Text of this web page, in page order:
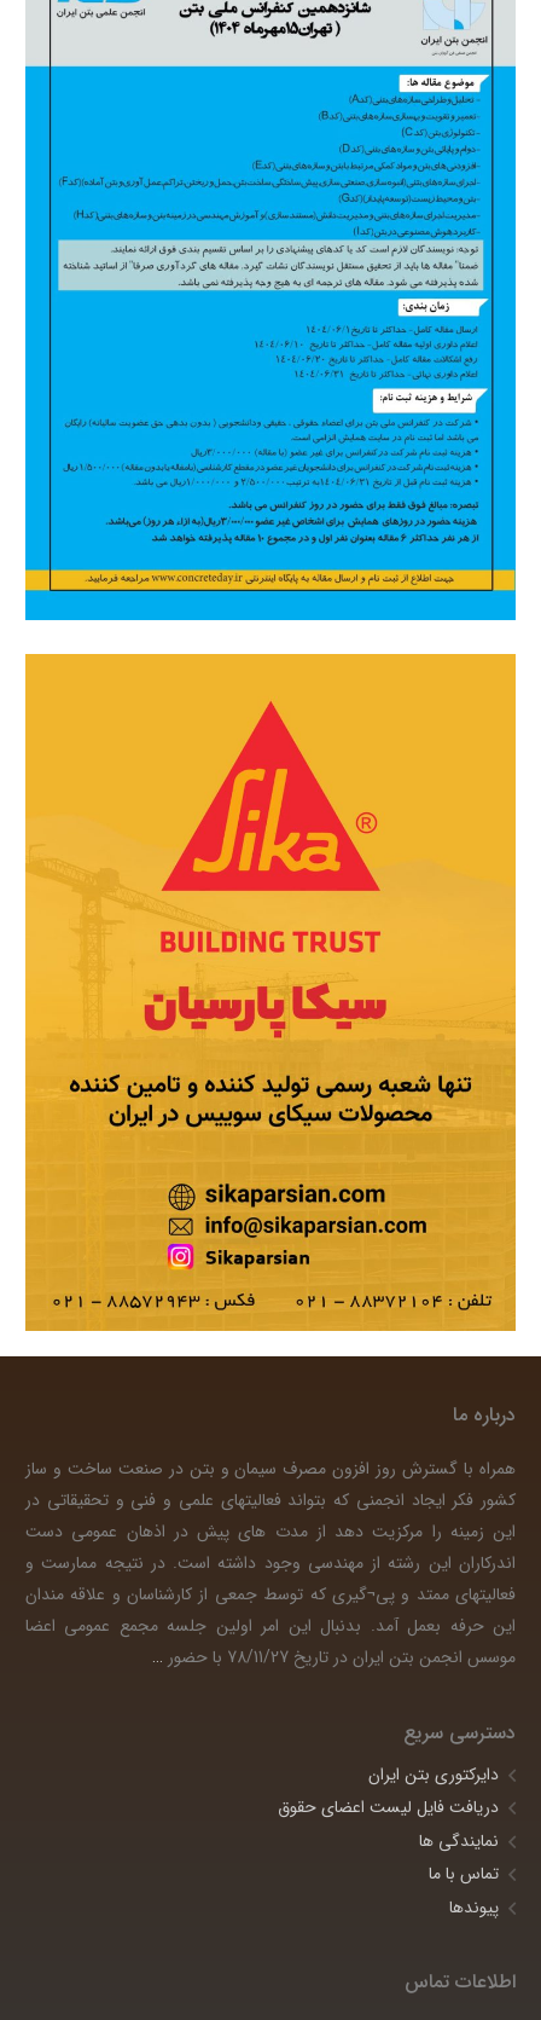
درباره ما
همراه با گسترش روز افزون مصرف سیمان و بتن در صنعت ساخت و ساز
کشور فکر ایجاد انجمنی که بتواند فعالیتهای علمی و فنی و تحقیقاتی در
این زمینه را مرکزیت دهد از مدت های پیش در اذهان عمومی دست
اندرکاران این رشته از مهندسی وجود داشته است. در نتیجه ممارست و
فعالیتهای ممتد و پی¬گیری که توسط جمعی از کارشناسان و علاقه مندان
این حرفه بعمل آمد. بدنبال این امر اولین جلسه مجمع عمومی اعضا
موسس انجمن بتن ایران در تاریخ 78/11/27 با حضور
…
دسترسی سریع
دایرکتوری بتن ایران
دریافت فایل لیست اعضای حقوق
نمایندگی ها
تماس با ما
پیوندها
اطلاعات تماس